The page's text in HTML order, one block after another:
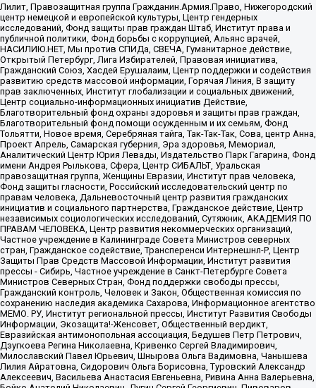
Лилит, Правозащитная группа Гражданин.Армия.Право, Нижегородский
центр немецкой и европейской культуры, Центр гендерных
исследований, Фонд защиты прав граждан Штаб, Институт права и
публичной политики, Фонд борьбы с коррупцией, Альянс врачей,
НАСИЛИЮ.НЕТ, Мы против СПИДа, СВЕЧА, Гуманитарное действие,
Открытый Петербург, Лига Избирателей, Правовая инициатива,
Гражданский Союз, Хасдей Ерушалаим, Центр поддержки и содействия
развитию средств массовой информации, Горячая Линия, В защиту
прав заключенных, Институт глобализации и социальных движений,
Центр социально-информационных инициатив Действие,
Благотворительный фонд охраны здоровья и защиты прав граждан,
Благотворительный фонд помощи осужденным и их семьям, Фонд
Тольятти, Новое время, Серебряная тайга, Так-Так-Так, Сова, центр Анна,
Проект Апрель, Самарская губерния, Эра здоровья, Мемориал,
Аналитический Центр Юрия Левады, Издательство Парк Гагарина, Фонд
имени Андрея Рылькова, Сфера, Центр СИБАЛЬТ, Уральская
правозащитная группа, Женщины Евразии, Институт прав человека,
Фонд защиты гласности, Российский исследовательский центр по
правам человека, Дальневосточный центр развития гражданских
инициатив и социального партнерства, Гражданское действие, Центр
независимых социологических исследований, Сутяжник, АКАДЕМИЯ ПО
ПРАВАМ ЧЕЛОВЕКА, Центр развития некоммерческих организаций,
Частное учреждение в Калининграде Совета Министров северных
стран, Гражданское содействие, Трансперенси Интернешнл-Р, Центр
Защиты Прав Средств Массовой Информации, Институт развития
прессы - Сибирь, Частное учреждение в Санкт-Петербурге Совета
Министров Северных Стран, Фонд поддержки свободы прессы,
Гражданский контроль, Человек и Закон, Общественная комиссия по
сохранению наследия академика Сахарова, Информационное агентство
МЕМО. РУ, Институт региональной прессы, Институт Развития Свободы
Информации, Экозащита!-Женсовет, Общественный вердикт,
Евразийская антимонопольная ассоциация, Бедушев Петр Петрович,
Дзугкоева Регина Николаевна, Кривенко Сергей Владимирович,
Милославский Павел Юрьевич, Шнырова Ольга Вадимовна, Чанышева
Лилия Айратовна, Сидорович Ольга Борисовна, Туровский Александр
Алексеевич, Васильева Анастасия Евгеньевна, Ривина Анна Валерьевна,